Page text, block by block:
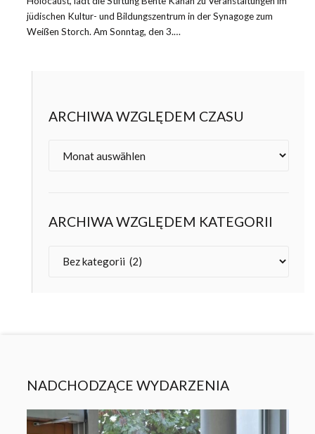
jüdischen Kultur- und Bildungszentrum in der Synagoge zum
Weißen Storch. Am Sonntag, den 3.…
ARCHIWA WZGLĘDEM CZASU
ARCHIWA WZGLĘDEM KATEGORII
NADCHODZĄCE WYDARZENIA